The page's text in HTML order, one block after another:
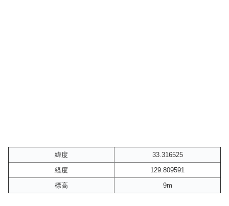
緯度
33.316525
経度
129.809591
標高
9m